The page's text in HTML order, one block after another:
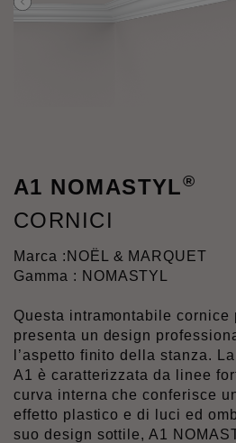
A1 NOMASTYL®
CORNICI
Marca : NOËL & MARQUET
Gamma : NOMASTYL
Questa intramontabile cornice
presenta un design
l’aspetto finito della stanza.
A1 è caratterizzata da linee
curva interna che conferisce
effetto plastico e di luci ed
suo design sottile, A1